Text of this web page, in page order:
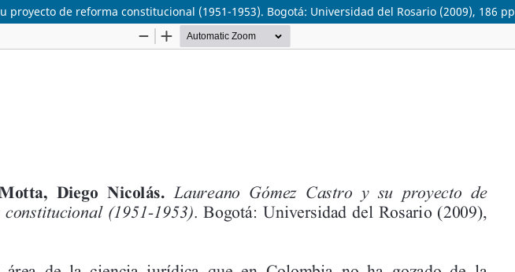
proyecto de reforma constitucional (1951-1953). Bogotá: Universidad del Rosario (2009), 186 pp